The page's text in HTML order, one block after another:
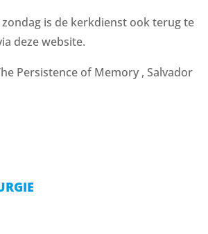
is de kerkdienst ook terug te
deze website.
Persistence of Memory , Salvador